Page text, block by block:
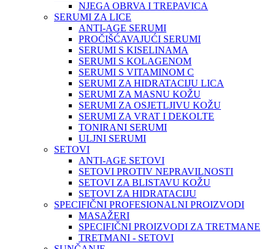
NJEGA OBRVA I TREPAVICA
SERUMI ZA LICE
ANTI-AGE SERUMI
PROČIŠĆAVAJUĆI SERUMI
SERUMI S KISELINAMA
SERUMI S KOLAGENOM
SERUMI S VITAMINOM C
SERUMI ZA HIDRATACIJU LICA
SERUMI ZA MASNU KOŽU
SERUMI ZA OSJETLJIVU KOŽU
SERUMI ZA VRAT I DEKOLTE
TONIRANI SERUMI
ULJNI SERUMI
SETOVI
ANTI-AGE SETOVI
SETOVI PROTIV NEPRAVILNOSTI
SETOVI ZA BLISTAVU KOŽU
SETOVI ZA HIDRATACIJU
SPECIFIČNI PROFESIONALNI PROIZVODI
MASAŽERI
SPECIFIČNI PROIZVODI ZA TRETMANE
TRETMANI - SETOVI